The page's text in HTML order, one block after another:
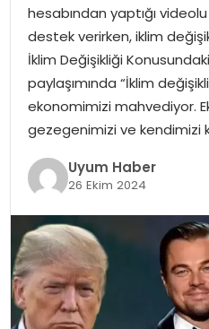
SAĞLIK
MAGAZIN
YAŞAM
hesabından yaptığı
destek verirken, iklim
İklim Değişikliği
paylaşımında “İklim
ekonomimizi mahvediyor.
gezegenimizi ve kendimizi
Uyum Haber
26 Ekim 2024